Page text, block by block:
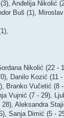
Anđelija Nikolić
Buš (1),
Nikolić (22 -
Danilo Kozić (11
Vučetić
Vujnić (7 - 29),
Aleksandra
Sanja Dimić (5 -